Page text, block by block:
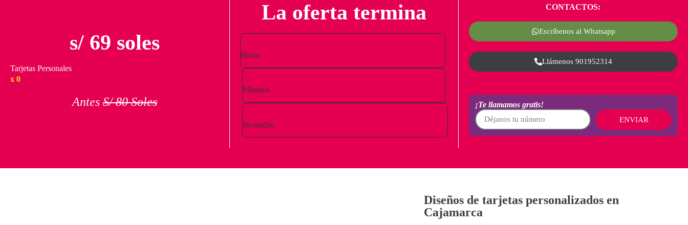
s/ 69 soles
Tarjetas Personales
x 0
Antes S/ 80 Soles
La oferta termina
Horas
Minutos
Secundos
CONTACTOS:
Escríbenos al Whatsapp
Llámenos 901952314
¡Te llamamos gratis!
ENVIAR
Diseños de tarjetas personalizados en
Cajamarca